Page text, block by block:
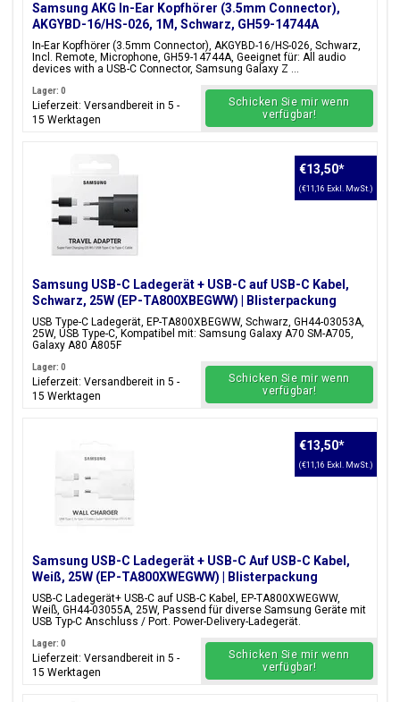
Samsung AKG In-Ear Kopfhörer (3.5mm Connector),
AKGYBD-16/HS-026, 1M, Schwarz, GH59-14744A
In-Ear Kopfhörer (3.5mm Connector), AKGYBD-16/HS-026, Schwarz,
Incl. Remote, Microphone, GH59-14744A, Geeignet für: All audio
devices with a USB-C Connector, Samsung Galaxy Z ...
Lager: 0
Lieferzeit: Versandbereit in 5 -
15 Werktagen
Schicken Sie mir wenn
verfügbar!
Samsung USB-C Ladegerät + USB-C auf USB-C Kabel,
Schwarz, 25W (EP-TA800XBEGWW) | Blisterpackung
USB Type-C Ladegerät, EP-TA800XBEGWW, Schwarz, GH44-03053A,
25W, USB Type-C, Kompatibel mit: Samsung Galaxy A70 SM-A705,
Galaxy A80 A805F
€13,50*
(€11,16 Exkl. MwSt.)
Lager: 0
Lieferzeit: Versandbereit in 5 -
15 Werktagen
Schicken Sie mir wenn
verfügbar!
Samsung USB-C Ladegerät + USB-C Auf USB-C Kabel,
Weiß, 25W (EP-TA800XWEGWW) | Blisterpackung
USB-C Ladegerät+ USB-C auf USB-C Kabel, EP-TA800XWEGWW,
Weiß, GH44-03055A, 25W, Passend für diverse Samsung Geräte mit
USB Typ-C Anschluss / Port. Power-Delivery-Ladegerät.
€13,50*
(€11,16 Exkl. MwSt.)
Lager: 0
Lieferzeit: Versandbereit in 5 -
15 Werktagen
Schicken Sie mir wenn
verfügbar!